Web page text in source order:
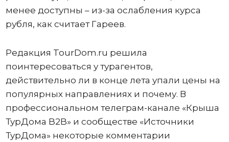
менее доступны – из-за ослабления курса
рубля, как считает Гареев.
Редакция TourDom.ru решила
поинтересоваться у турагентов,
действительно ли в конце лета упали цены на
популярных направлениях и почему. В
профессиональном телеграм-канале «Крыша
ТурДома B2B» и сообществе «Источники
ТурДома» некоторые комментарии